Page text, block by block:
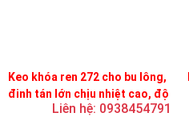
Keo khóa ren 272 cho bu lông,
đinh tán lớn chịu nhiệt cao, độ
bền cao, độ nhớt trung bình
Liên hệ: 0938454791